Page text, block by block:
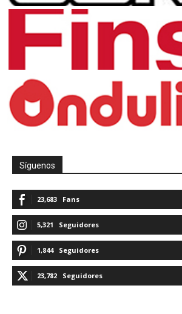
Síguenos
23,683 Fans
5,321 Seguidores
1,844 Seguidores
23,782 Seguidores